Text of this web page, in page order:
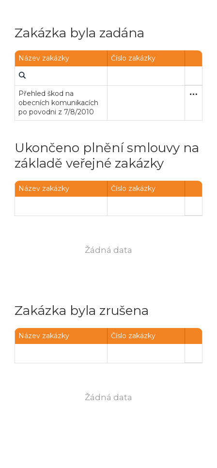
Zakázka byla zadána
Název zakázky Číslo zakázky
Přehled škod na
obecních komunikacích
po povodni z 7/8/2010
Ukončeno plnění smlouvy na
základě veřejné zakázky
Název zakázky Číslo zakázky
Žádná data
Zakázka byla zrušena
Název zakázky Číslo zakázky
Žádná data
Powered by chaterimo